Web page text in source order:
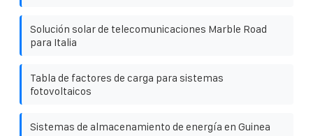
Solución solar de telecomunicaciones Marble Road
para Italia
Tabla de factores de carga para sistemas
fotovoltaicos
Sistemas de almacenamiento de energía en Guinea